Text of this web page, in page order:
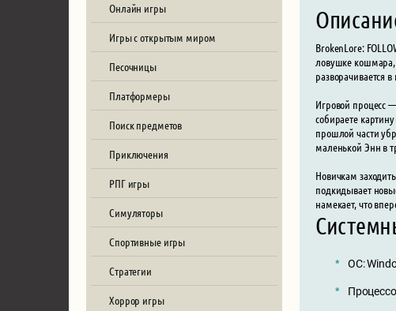
Онлайн игры
Игры с открытым миром
Песочницы
Платформеры
Поиск предметов
Приключения
РПГ игры
Симуляторы
Спортивные игры
Стратегии
Хоррор игры
BrokenLore:
ловушке кошмара,
разворачивается
Игровой процесс
собираете
прошлой части
маленькой Энн в
Новичкам
подкидывает
намекает, что
ОС: